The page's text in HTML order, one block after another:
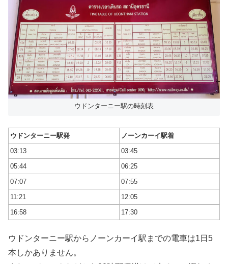
ウドンターニー駅の時刻表
ウドンターニー駅発
ノーンカーイ駅着
03:13
03:45
05:44
06:25
07:07
07:55
11:21
12:05
16:58
17:30
ウドンターニー駅からノーンカーイ駅までの電車は1日5
本しかありません。